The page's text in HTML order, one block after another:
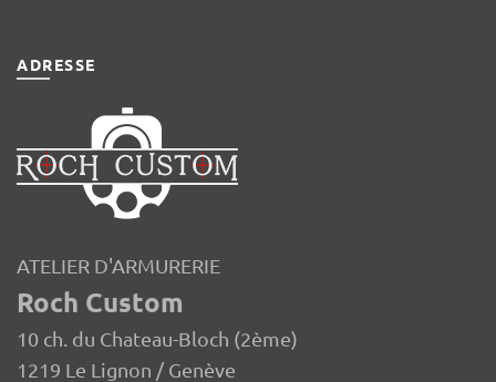
ADRESSE
ATELIER D'ARMURERIE
Roch Custom
10 ch. du Chateau-Bloch (2ème)
1219 Le Lignon / Genève